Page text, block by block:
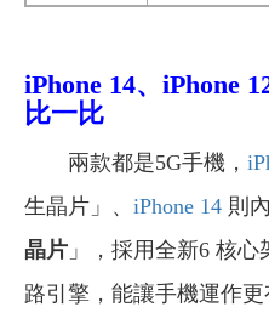
iPhone 14、iPhone
比一比
兩款都是5G手機，
生晶片」、 iPhone 14 則
晶片 」，採用全新6 核
路引擎，能讓手機運作